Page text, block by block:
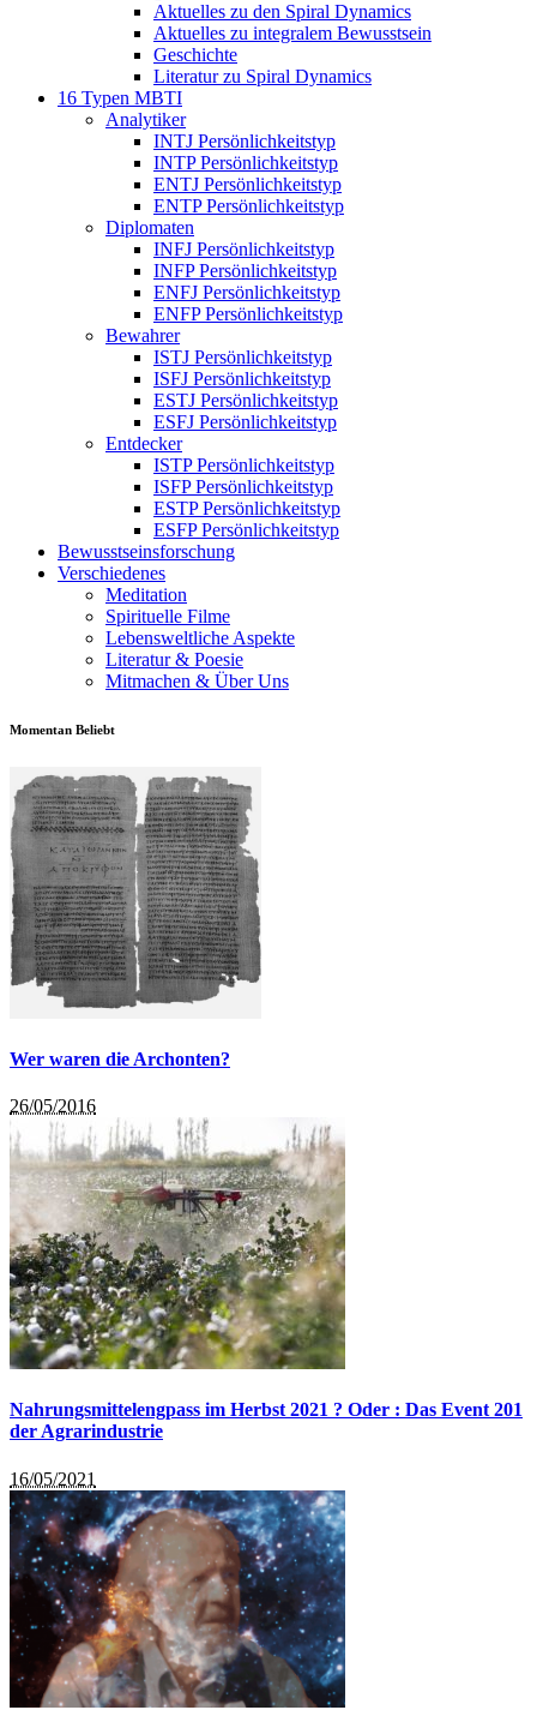
Aktuelles zu den Spiral Dynamics
Aktuelles zu integralem Bewusstsein
Geschichte
Literatur zu Spiral Dynamics
16 Typen MBTI
Analytiker
INTJ Persönlichkeitstyp
INTP Persönlichkeitstyp
ENTJ Persönlichkeitstyp
ENTP Persönlichkeitstyp
Diplomaten
INFJ Persönlichkeitstyp
INFP Persönlichkeitstyp
ENFJ Persönlichkeitstyp
ENFP Persönlichkeitstyp
Bewahrer
ISTJ Persönlichkeitstyp
ISFJ Persönlichkeitstyp
ESTJ Persönlichkeitstyp
ESFJ Persönlichkeitstyp
Entdecker
ISTP Persönlichkeitstyp
ISFP Persönlichkeitstyp
ESTP Persönlichkeitstyp
ESFP Persönlichkeitstyp
Bewusstseinsforschung
Verschiedenes
Meditation
Spirituelle Filme
Lebensweltliche Aspekte
Literatur & Poesie
Mitmachen & Über Uns
Momentan Beliebt
Wer waren die Archonten?
26/05/2016
Nahrungsmittelengpass im Herbst 2021 ? Oder : Das Event 201
der Agrarindustrie
16/05/2021